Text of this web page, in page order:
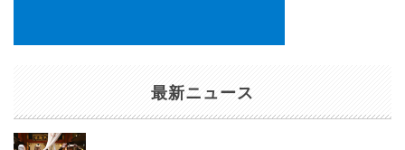
最新ニュース